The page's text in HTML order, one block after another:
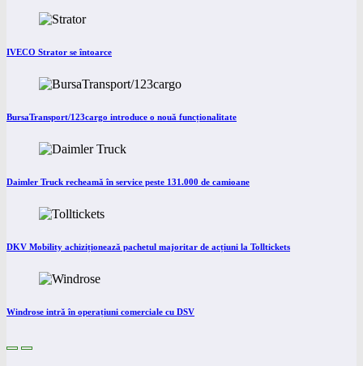
IVECO Strator se întoarce
BursaTransport/123cargo introduce o nouă funcționalitate
Daimler Truck recheamă în service peste 131.000 de camioane
DKV Mobility achiziționează pachetul majoritar de acțiuni la Tolltickets
Windrose intră în operațiuni comerciale cu DSV